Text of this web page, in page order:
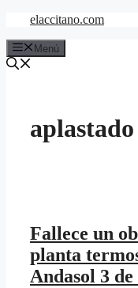
Saltar
contenido
elaccitano.com
Menú
aplastado
Fallece un
planta
Andasol 3